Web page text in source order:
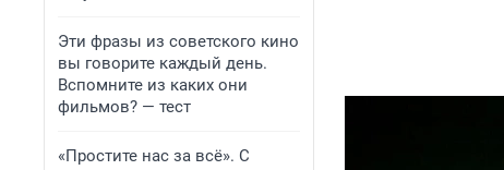
Эти фразы из советского кино
вы говорите каждый день.
Вспомните из каких они
фильмов? — тест
«Простите нас за всё». С